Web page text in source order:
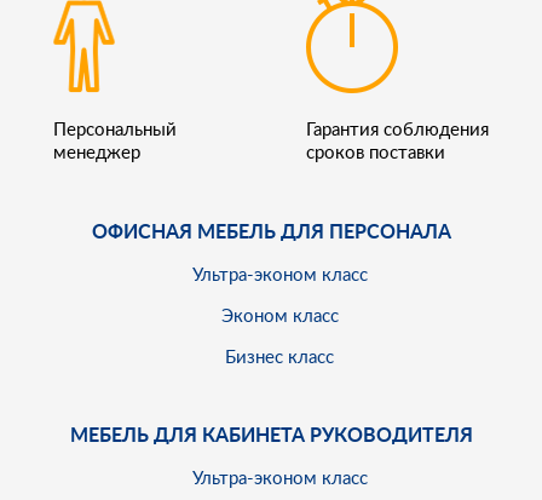
Персональный
менеджер
Гарантия соблюдения
сроков поставки
ОФИСНАЯ МЕБЕЛЬ ДЛЯ ПЕРСОНАЛА
Ультра-эконом класс
Эконом класс
Бизнес класс
МЕБЕЛЬ ДЛЯ КАБИНЕТА РУКОВОДИТЕЛЯ
Ультра-эконом класс